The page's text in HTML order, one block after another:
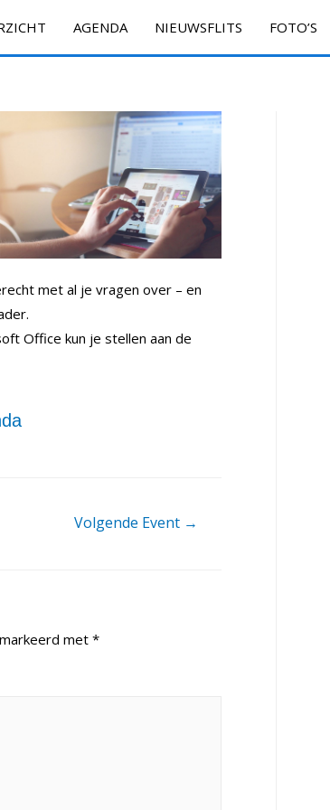
AGENDA NIEUWSFLITS FOTO’S
met al je vragen over – en
Office kun je stellen aan de
Volgende Event →
met*